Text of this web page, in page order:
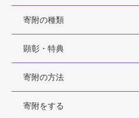
寄附の種類
顕彰・特典
寄附の方法
寄附をする